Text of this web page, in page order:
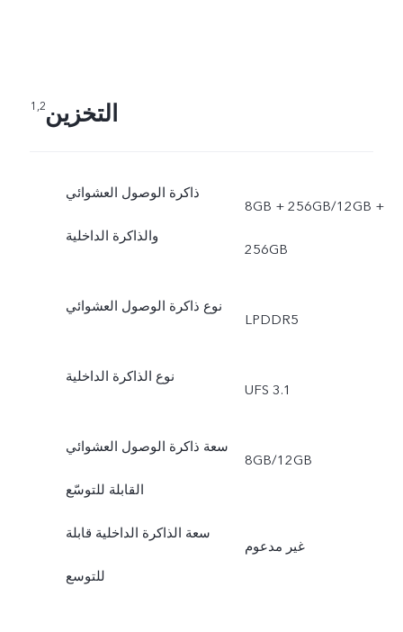
التخزين1,2
ذاكرة الوصول العشوائي
والذاكرة الداخلية
8GB + 256GB/12GB +
256GB
نوع ذاكرة الوصول العشوائي
LPDDR5
نوع الذاكرة الداخلية
UFS 3.1
سعة ذاكرة الوصول العشوائي
القابلة للتوسّع
8GB/12GB
سعة الذاكرة الداخلية قابلة
للتوسع
غير مدعوم